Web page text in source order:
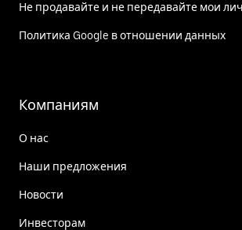
Не продавайте и не передавайте мои
Политика Google в отношении данных
Компаниям
О нас
Наши предложения
Новости
Инвесторам